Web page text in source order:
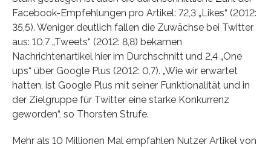
Facebook-Empfehlungen pro Artikel: 72,3 „Likes“ (2012:
35,5). Weniger deutlich fallen die Zuwächse bei Twitter
aus: 10,7 „Tweets“ (2012: 8,8) bekamen
Nachrichtenartikel hier im Durchschnitt und 2,4 „One
ups“ über Google Plus (2012: 0,7). „Wie wir erwartet
hatten, ist Google Plus mit seiner Funktionalität und in
der Zielgruppe für Twitter eine starke Konkurrenz
geworden“, so Thorsten Strufe.
Mehr als 10 Millionen Mal empfahlen Nutzer Artikel von